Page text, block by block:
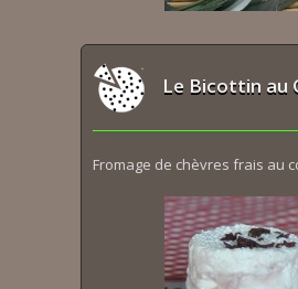
Le Bicottin au
Fromage de chèvres frais au